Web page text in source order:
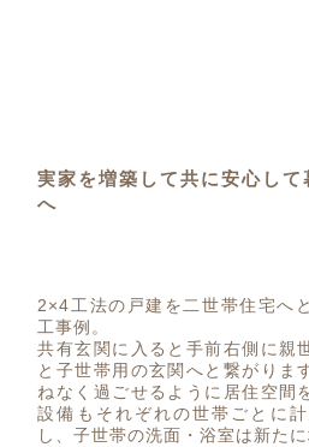
実家を増築して共に安心し
へ
2×4工法の戸建を二世帯住宅へ
工事例。
共有玄関に入ると手前右側に親
と子世帯用の玄関へと繋がりま
ねなく過ごせるように居住空間
設備もそれぞれの世帯ごとに
し、子世帯の洗面・浴室は新た